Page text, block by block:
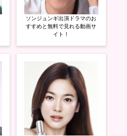
ソンジュンギ出演ドラマのお
すすめと無料で見れる動画サ
イト！